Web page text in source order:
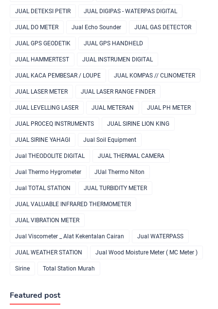
JUAL DETEKSI PETIR JUAL DIGIPAS - WATERPAS DIGITAL
JUAL DO METER Jual Echo Sounder JUAL GAS DETECTOR
JUAL GPS GEODETIK JUAL GPS HANDHELD
JUAL HAMMERTEST JUAL INSTRUMEN DIGITAL
JUAL KACA PEMBESAR / LOUPE JUAL KOMPAS // CLINOMETER
JUAL LASER METER JUAL LASER RANGE FINDER
JUAL LEVELLING LASER JUAL METERAN JUAL PH METER
JUAL PROCEQ INSTRUMENTS JUAL SIRINE LION KING
JUAL SIRINE YAHAGI Jual Soil Equipment
Jual THEODOLITE DIGITAL JUAL THERMAL CAMERA
Jual Thermo Hygrometer JUal Thermo Niton
Jual TOTAL STATION JUAL TURBIDITY METER
JUAL VALUABLE INFRARED THERMOMETER
JUAL VIBRATION METER
Jual Viscometer _ Alat Kekentalan Cairan Jual WATERPASS
JUAL WEATHER STATION Jual Wood Moisture Meter ( MC Meter )
Sirine Total Station Murah
Featured post